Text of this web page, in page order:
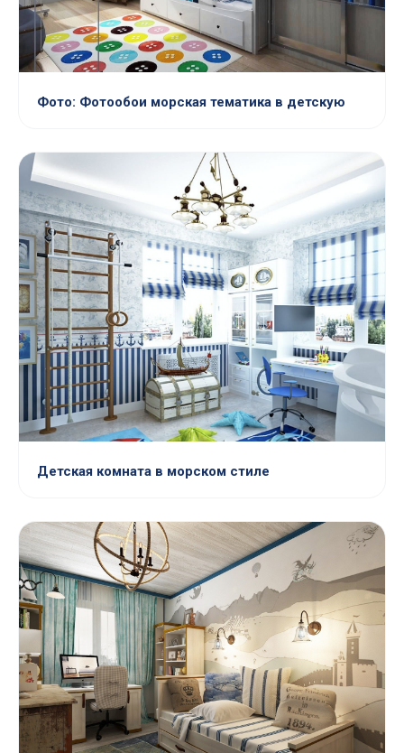
Фото: Фотообои морская тематика в детскую
Детская комната в морском стиле